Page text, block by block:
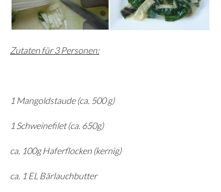
Zutaten für 3 Personen:
1 Mangoldstaude (ca. 500 g)
1 Schweinefilet (ca. 650g)
ca. 100g Haferflocken (kernig)
ca. 1 EL Bärlauchbutter